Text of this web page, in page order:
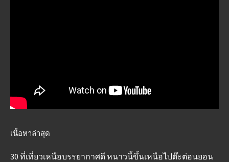
เนื้อหาล่าสุด
30 ที่เที่ยวเหนือบรรยากาศดี หนาวนี้ขึ้นเหนือไปต๊ะต่อนยอน